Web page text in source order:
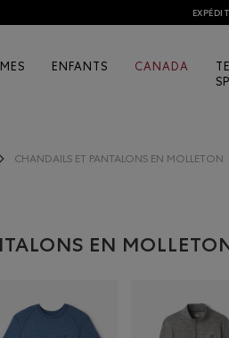
ENFANTS CANADA
CHANDAILS ET PANTALONS EN MOLLETON
EN